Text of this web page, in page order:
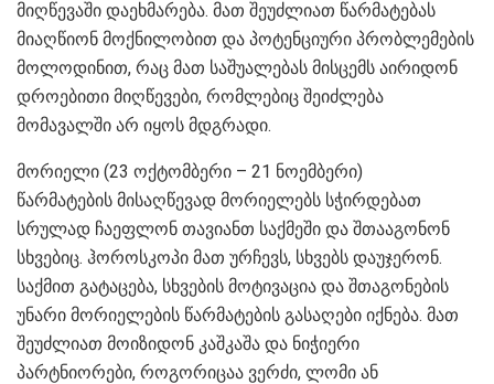
მიღწევაში დაეხმარება. მათ შეუძლიათ წარმატებას
მიაღწიონ მოქნილობით და პოტენციური პრობლემების
მოლოდინით, რაც მათ საშუალებას მისცემს აირიდონ
დროებითი მიღწევები, რომლებიც შეიძლება
მომავალში არ იყოს მდგრადი.
მორიელი (23 ოქტომბერი – 21 ნოემბერი)
წარმატების მისაღწევად მორიელებს სჭირდებათ
სრულად ჩაეფლონ თავიანთ საქმეში და შთააგონონ
სხვებიც. ჰოროსკოპი მათ ურჩევს, სხვებს დაუჯერონ.
საქმით გატაცება, სხვების მოტივაცია და შთაგონების
უნარი მორიელების წარმატების გასაღები იქნება. მათ
შეუძლიათ მოიზიდონ კაშკაშა და ნიჭიერი
პარტნიორები, როგორიცაა ვერძი, ლომი ან